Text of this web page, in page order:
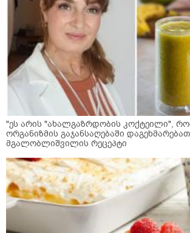
"ეს არის "ახალგაზრდობის კოქტეილი",
ორგანიზმის გაჯანსაღებაში
მგალობლიშვილის რეცეპტი